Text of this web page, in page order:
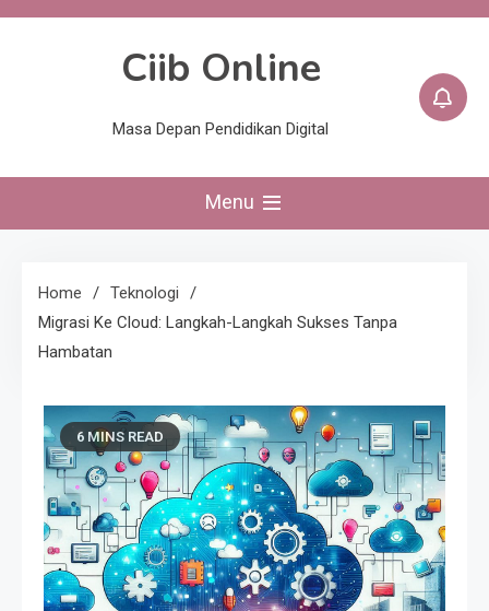
Skip
Ciib Online
Masa Depan Pendidikan Digital
Menu
Home
Teknologi
Migrasi Ke Cloud: Langkah-Langkah Sukses Tanpa
Hambatan
6 MINS READ